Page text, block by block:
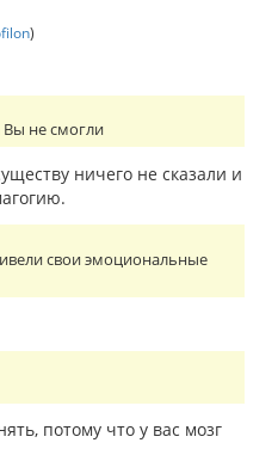
)
Вы не смогли
ничего не сказали и
свои эмоциональные
потому что у вас мозг